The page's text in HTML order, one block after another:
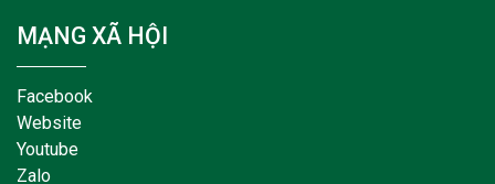
MẠNG XÃ HỘI
Facebook
Website
Youtube
Zalo